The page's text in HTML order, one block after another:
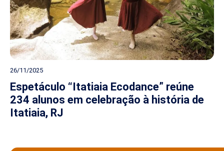
26/11/2025
Espetáculo “Itatiaia Ecodance” reúne
234 alunos em celebração à história de
Itatiaia, RJ